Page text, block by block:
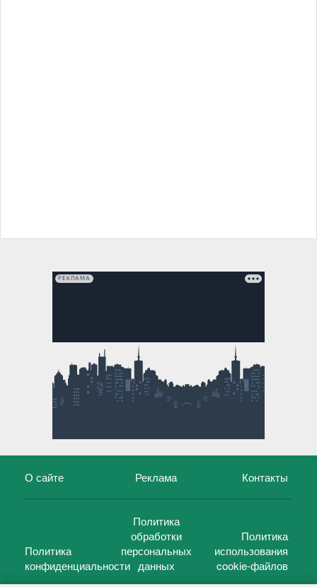
РЕКЛАМА
О сайте Реклама Контакты
Политика
конфиденциальности
Политика
обработки
персональных
данных
Политика
использования
cookie-файлов